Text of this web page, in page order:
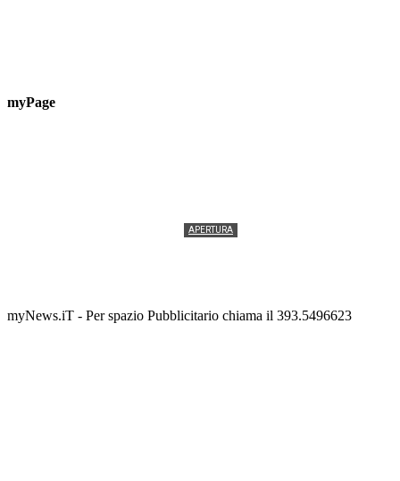
myPage
APERTURA
myNews.iT - Per spazio Pubblicitario chiama il 393.5496623